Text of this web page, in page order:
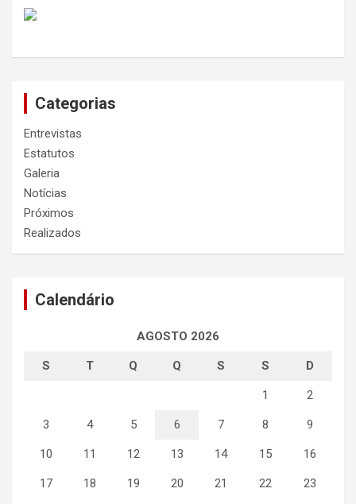
Categorias
Entrevistas
Estatutos
Galeria
Notícias
Próximos
Realizados
Calendário
AGOSTO 2026
S T Q Q S S D
1 2
3 4 5 6 7 8 9
10 11 12 13 14 15 16
17 18 19 20 21 22 23